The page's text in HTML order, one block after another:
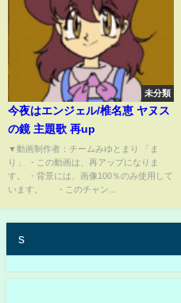
未分類
今夜はエンジェル/椎名恵 ヤヌス
の鏡 主題歌 再up
▼動画制作者：チームみゆとまり 「ま
り」 ・この動画は、再アップになりま
す。 ・背景には、画像100％のみ使用して
います。 ・このチャン...
s